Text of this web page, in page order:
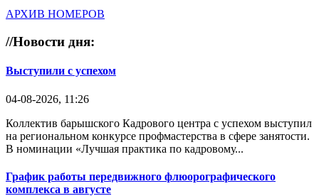
АРХИВ НОМЕРОВ
//Новости дня:
Выступили с успехом
04-08-2026, 11:26
Коллектив барышского Кадрового центра с успехом выступил
на региональном конкурсе профмастерства в сфере занятости.
В номинации «Лучшая практика по кадровому...
График работы передвижного флюорографического
комплекса в августе